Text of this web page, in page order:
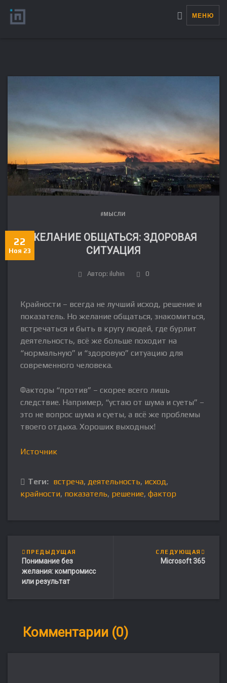
МЕНЮ
#МЫСЛИ
ЖЕЛАНИЕ ОБЩАТЬСЯ: ЗДОРОВАЯ
СИТУАЦИЯ
22
Ноя 23
Автор: iluhin 0
Крайности – всегда не лучший исход, решение и
показатель. Но желание общаться, знакомиться,
встречаться и быть в кругу людей, где бурлит
деятельность, всё же больше походит на
“нормальную” и “здоровую” ситуацию для
современного человека.
Факторы “против” – скорее всего лишь
следствие. Например, “устаю от шума и суеты” –
это не вопрос шума и суеты, а всё же проблемы
твоего отдыха. Хороших выходных!
Источник
Теги: встреча, деятельность, исход,
крайности, показатель, решение, фактор
ПРЕДЫДУЩАЯ
Понимание без
желания: компромисс
или результат
СЛЕДУЮЩАЯ
Microsoft 365
Комментарии (0)